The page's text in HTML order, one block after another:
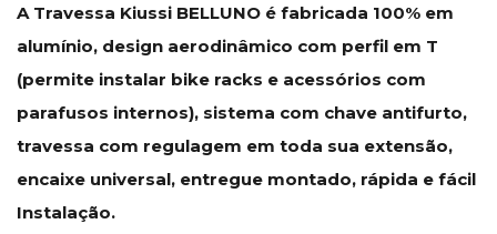
A Travessa Kiussi BELLUNO é fabricada 100% em
alumínio, design aerodinâmico com perfil em T
(permite instalar bike racks e acessórios com
parafusos internos), sistema com chave antifurto,
travessa com regulagem em toda sua extensão,
encaixe universal, entregue montado, rápida e fácil
Instalação.